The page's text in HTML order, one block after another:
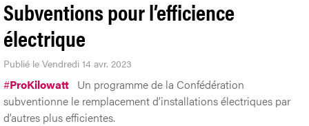
Subventions pour l’efficience
électrique
Publié le Vendredi 14 avr. 2023
#ProKilowatt Un programme de la Confédération
subventionne le remplacement d’installations électriques par
d’autres plus efficientes.